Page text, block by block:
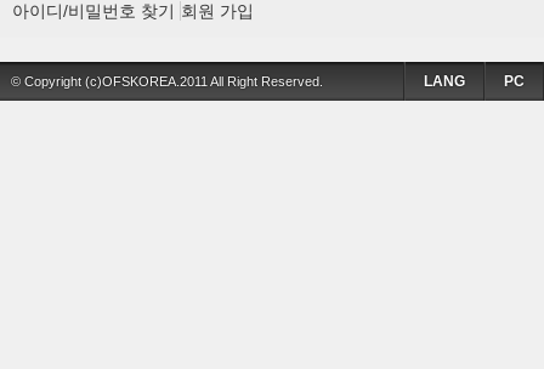
아이디/비밀번호 찾기 회원 가입
© Copyright (c)OFSKOREA.2011 All Right Reserved. PC
LANG